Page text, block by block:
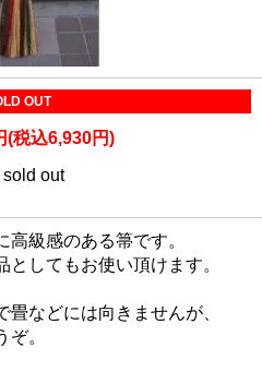
OUT
(税込6,930円)
out
級感のある箒です。
してもお使い頂けます。
などには向きませんが、
。